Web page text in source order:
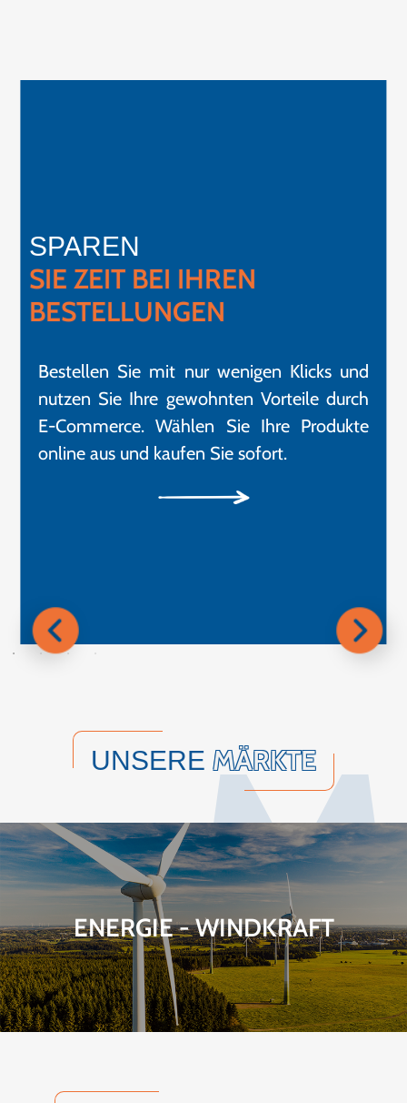
SPAREN
SIE ZEIT BEI IHREN
BESTELLUNGEN
Bestellen Sie mit nur wenigen Klicks und
nutzen Sie Ihre gewohnten Vorteile durch
E-Commerce. Wählen Sie Ihre Produkte
online aus und kaufen Sie sofort.
UNSERE MÄRKTE
ENERGIE - WINDKRAFT
M